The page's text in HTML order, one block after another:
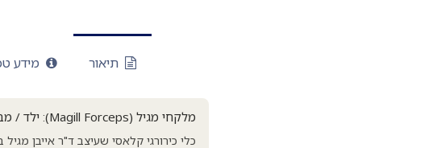
תיאור מידע
מלקחי מגיל (Magill Forceps): ילד / מבוגר